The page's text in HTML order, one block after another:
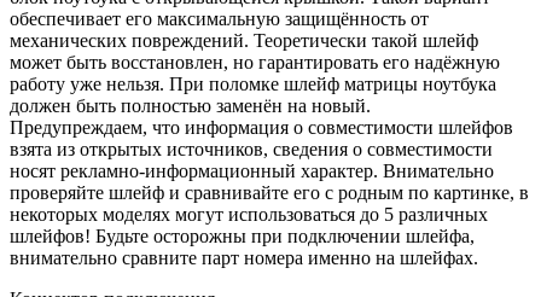
обеспечивает его максимальную защищённость от
механических повреждений. Теоретически такой шлейф
может быть восстановлен, но гарантировать его надёжную
работу уже нельзя. При поломке шлейф матрицы ноутбука
должен быть полностью заменён на новый.
Предупреждаем, что информация о совместимости шлейфов
взята из открытых источников, сведения о совместимости
носят рекламно-информационный характер. Внимательно
проверяйте шлейф и сравнивайте его с родным по картинке, в
некоторых моделях могут использоваться до 5 различных
шлейфов! Будьте осторожны при подключении шлейфа,
внимательно сравните парт номера именно на шлейфах.